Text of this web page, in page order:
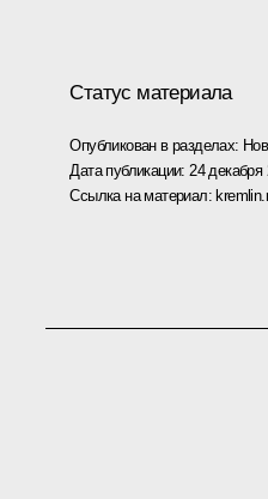
Статус материала
Опубликован в разделах:
Дата публикации: 24 декабря
Ссылка на материал: